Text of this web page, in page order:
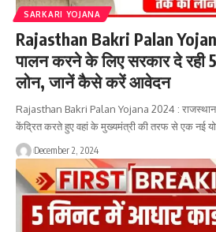
SARKARI YOJANA
Rajasthan Bakri Palan
पालन करने के लिए सरकार दे रही
लोन, जानें कैसे करें आवेदन
Rajasthan Bakri Palan Yojana 2024 : राजस्थान
केंद्रित करते हुए वहां के मुख्यमंत्री की तरफ से एक नई
December 2, 2024